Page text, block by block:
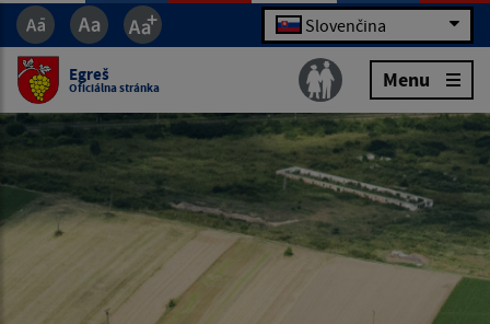
Slovenčina
Egreš
Oficiálna stránka Menu